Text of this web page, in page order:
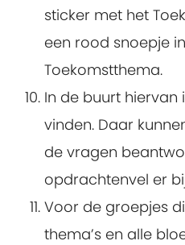
sticker met het
een rood snoepje
Toekomstthema.
In de buurt
vinden. Daar
de vragen
opdrachtenvel er
Voor de groepjes
thema’s en alle